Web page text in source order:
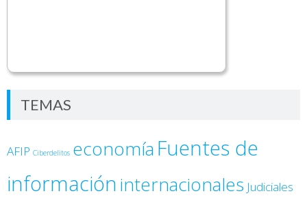
TEMAS
AFIP Ciberdelitos economía Fuentes de
informacióninternacionales Judiciales